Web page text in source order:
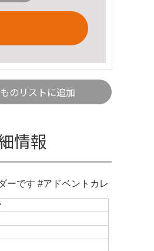
のリストに追加
情報
ーです #アドベントカレ